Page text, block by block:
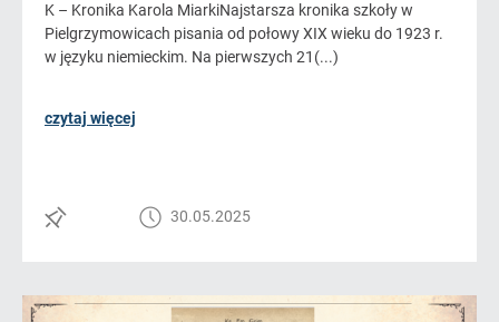
K – Kronika Karola MiarkiNajstarsza kronika szkoły w
Pielgrzymowicach pisania od połowy XIX wieku do 1923 r.
w języku niemieckim. Na pierwszych 21(...)
czytaj więcej
30.05.2025